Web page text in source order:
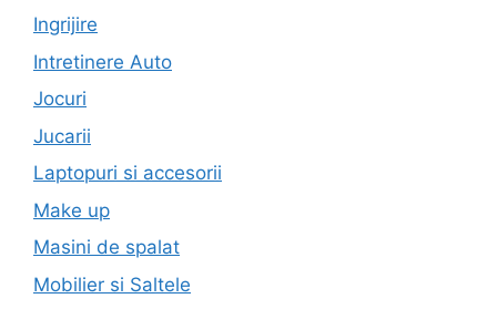
Ingrijire
Intretinere Auto
Jocuri
Jucarii
Laptopuri si accesorii
Make up
Masini de spalat
Mobilier si Saltele